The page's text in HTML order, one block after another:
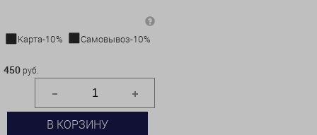
Карта-10%
Самовывоз-10%
450 руб.
В КОРЗИНУ